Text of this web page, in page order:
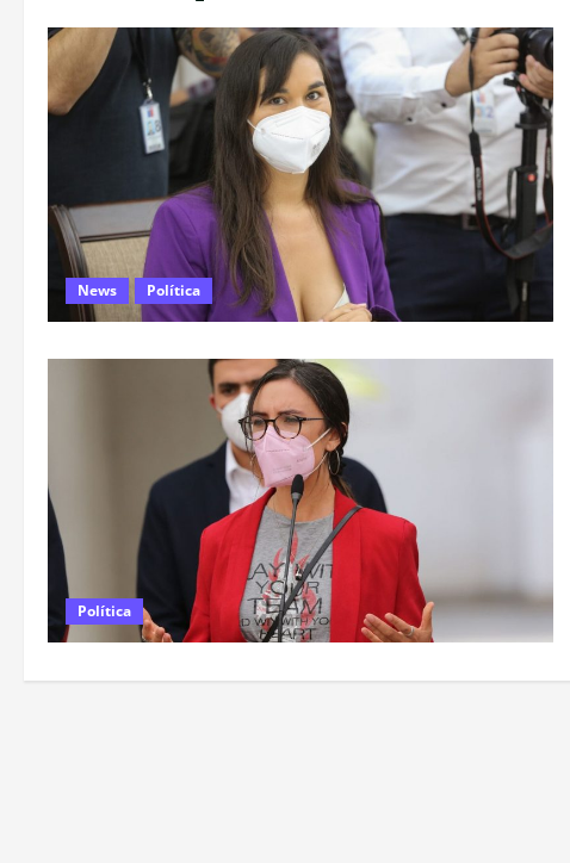
News Política
Política